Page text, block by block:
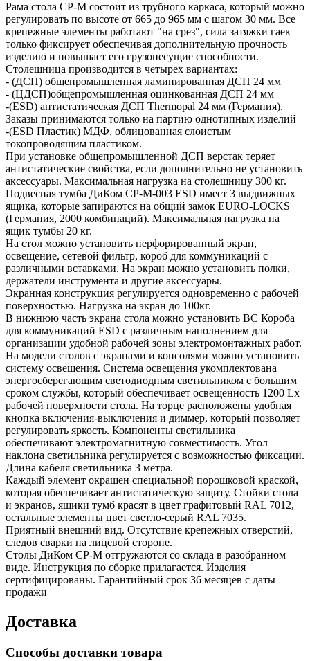
Рама стола СР-М состоит из трубного каркаса, который можно
регулировать по высоте от 665 до 965 мм с шагом 30 мм. Все
крепежные элементы работают "на срез", сила затяжки гаек
только фиксирует обеспечивая дополнительную прочность
изделию и повышает его грузонесущие способности.
Столешница производится в четырех вариантах:
- (ДСП) общепромышленная ламинированная ДСП 24 мм
- (ЦДСП)общепромышленная оцинкованная ДСП 24 мм
-(ESD) антистатическая ДСП Thermopal 24 мм (Германия).
Заказы принимаются только на партию однотипных изделий
-(ESD Пластик) МДФ, облицованная слоистым
токопроводящим пластиком.
При установке общепромышленной ДСП верстак теряет
антистатические свойства, если дополнительно не установить
аксессуары. Максимальная нагрузка на столешницу 300 кг.
Подвесная тумба ДиКом СР-М-003 ESD имеет 3 выдвижных
ящика, которые запираются на общий замок EURO-LOCKS
(Германия, 2000 комбинаций). Максимальная нагрузка на
ящик тумбы 20 кг.
На стол можно установить перфорированный экран,
освещение, сетевой фильтр, короб для коммуникаций с
различными вставками. На экран можно установить полки,
держатели инструмента и другие аксессуары.
Экранная конструкция регулируется одновременно с рабочей
поверхностью. Нагрузка на экран до 100кг.
В нижнюю часть экрана стола можно установить ВС Короба
для коммуникаций ESD с различным наполнением для
организации удобной рабочей зоны электромонтажных работ.
На модели столов с экранами и консолями можно установить
систему освещения. Система освещения укомплектована
энергосберегающим светодиодным светильником с большим
сроком службы, который обеспечивает освещенность 1200 Lx
рабочей поверхности стола. На торце расположены удобная
кнопка включения-выключения и диммер, который позволяет
регулировать яркость. Компоненты светильника
обеспечивают электромагнитную совместимость. Угол
наклона светильника регулируется с возможностью фиксации.
Длина кабеля светильника 3 метра.
Каждый элемент окрашен специальной порошковой краской,
которая обеспечивает антистатическую защиту. Стойки стола
и экранов, ящики тумб красят в цвет графитовый RAL 7012,
остальные элементы цвет светло-серый RAL 7035.
Приятный внешний вид. Отсутствие крепежных отверстий,
следов сварки на лицевой стороне.
Столы ДиКом СР-М отгружаются со склада в разобранном
виде. Инструкция по сборке прилагается. Изделия
сертифицированы. Гарантийный срок 36 месяцев с даты
продажи
Доставка
Способы доставки товара